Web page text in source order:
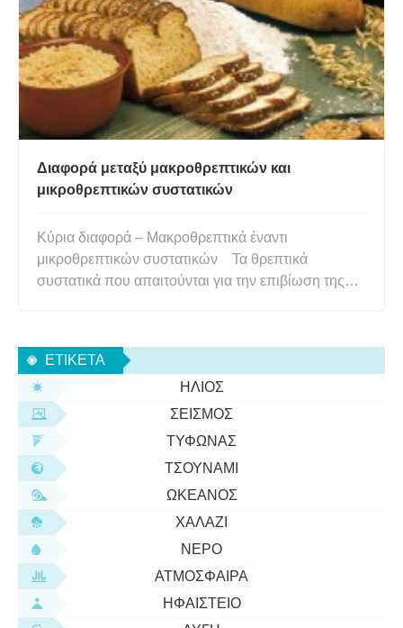
βάσεων. Επιπλέον, οι γενετικοί δεί
Διαφορά μεταξύ μακροθρεπτικών και
μικροθρεπτικών συστατικών
Κύρια διαφορά – Μακροθρεπτικά έναντι
μικροθρεπτικών συστατικών Τα θρεπτικά
συστατικά που απαιτούνται για την επιβίωση της
μακροθρεπτικά και μικροθρεπτικά συστατικά.
Φαίνεται να υπάρχει μεγάλη σύγχυση σχετικά μ
ΕΤΙΚΈΤΑ
ΉΛΙΟΣ
ΣΕΙΣΜΌΣ
ΤΥΦΏΝΑΣ
ΤΣΟΥΝΆΜΙ
ΩΚΕΑΝΌΣ
ΧΑΛΆΖΙ
ΝΕΡΌ
ΑΤΜΌΣΦΑΙΡΑ
ΗΦΑΊΣΤΕΙΟ